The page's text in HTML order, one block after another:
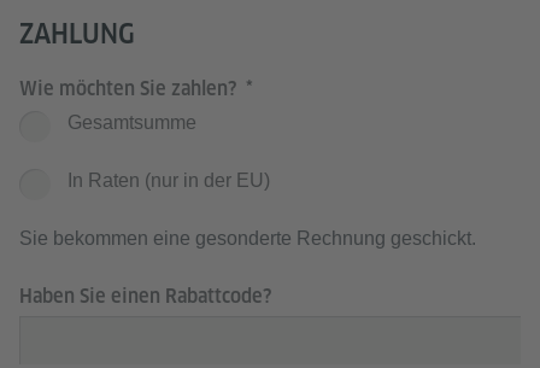
ZAHLUNG
Wie möchten Sie zahlen?
Gesamtsumme
In Raten (nur in der EU)
Sie bekommen eine gesonderte Rechnung geschickt.
Haben Sie einen Rabattcode?